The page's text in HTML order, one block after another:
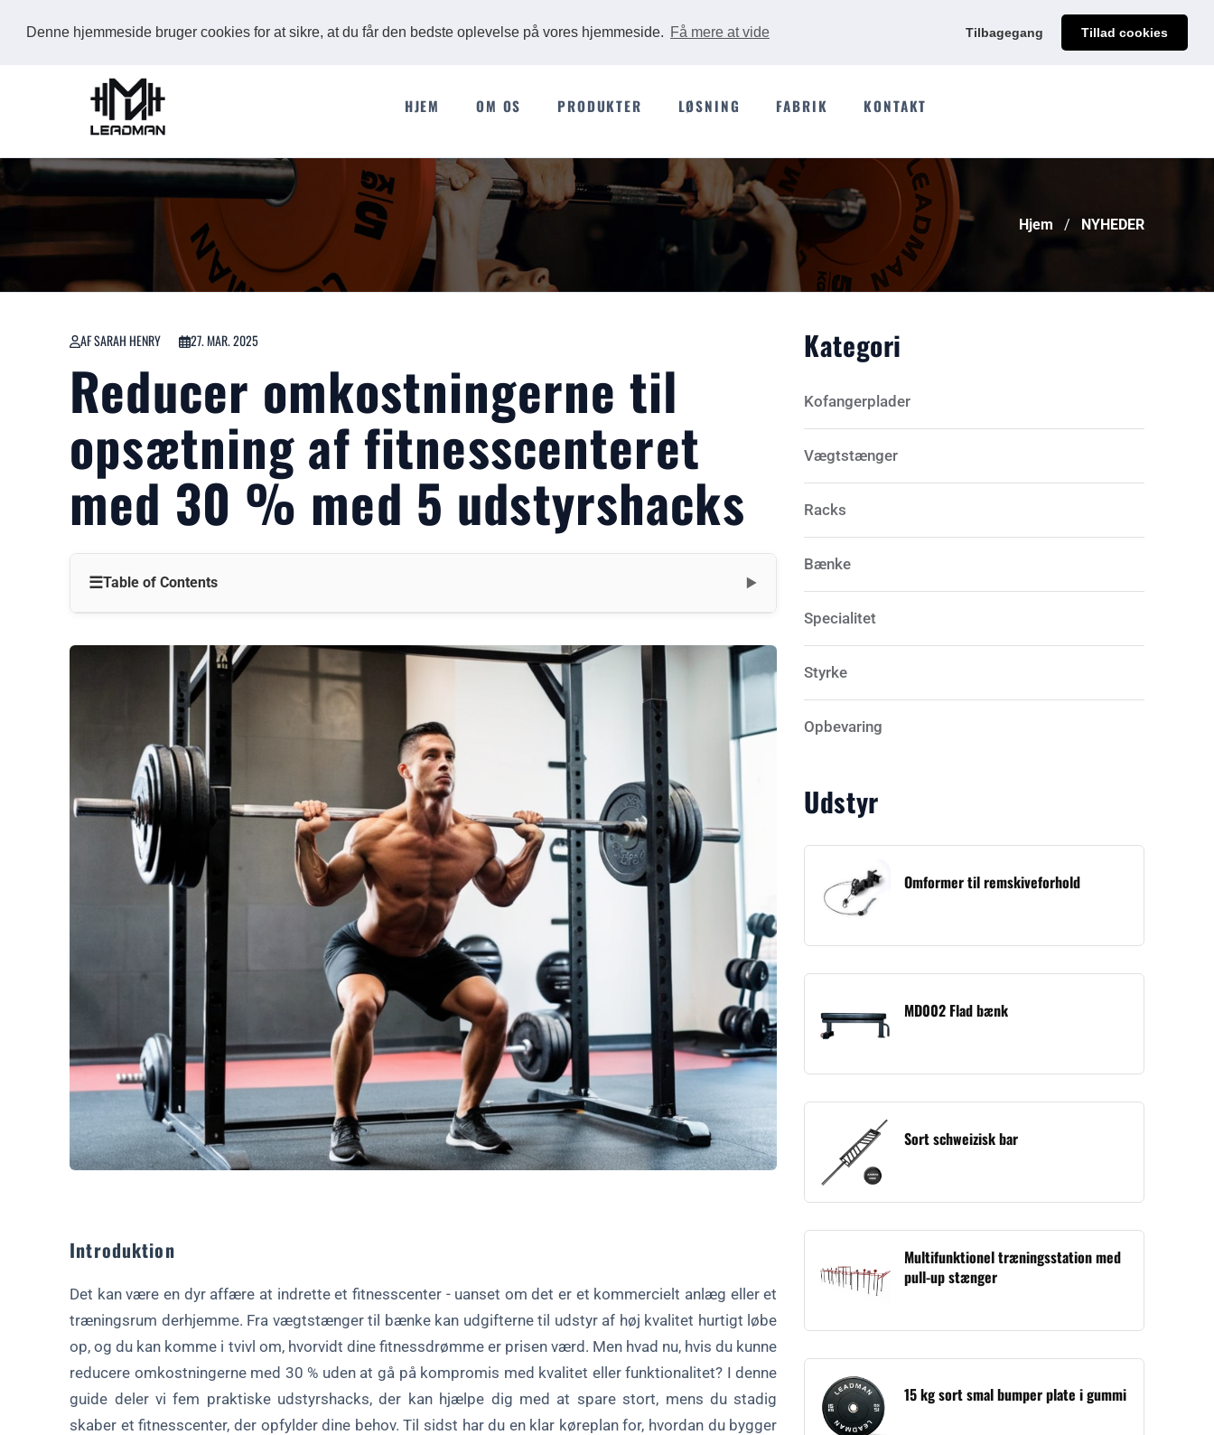
Denne hjemmeside bruger cookies for at sikre, at du får den bedste oplevelse på vores hjemmeside. Få mere at vide Tilbagegang Tillad cookies
Få et uforpligtende tilbud skræddersyet til dig
HJEM OM OS PRODUKTER LØSNING FABRIK KONTAKT
Hjem NYHEDER
AF SARAH HENRY 27. MAR. 2025
Reducer omkostningerne til
opsætning af fitnesscenteret
med 30 % med 5 udstyrshacks
☰Table of Contents ▼
Hack 2: Invester i multifunktionelt udstyr
Hack 3: Forlæng udstyrets levetid med korrekt vedligeholdelse
Hack 4: Køb ind fra omkostningseffektive markeder som Kina
Hack 5: Optimer dit fitnesscenters layout for at minimere behovet for udstyr
Konklusion
Ofte stillede spørgsmål om at reducere omkostninger til opsætning af fitnesscenter
Hvad er den bedste måde at begynde at indkøbe engrosudstyr på?
Hvordan vælger jeg multifunktionelt udstyr, der er investeringen værd?
Hvilke vedligeholdelsesmetoder kan hjælpe mig med at spare penge på udstyr?
Er det sikkert at købe træningsudstyr i Kina?
Hvordan kan jeg optimere mit fitnesscenters layout uden at gå på kompromis med funktionaliteten?
Er du klar til at løfte dit brand med brugerdefinerede kofangerplader?
Introduktion
Det kan være en dyr affære at indrette et fitnesscenter - uanset om det er et kommercielt anlæg eller et
træningsrum derhjemme. Fra vægtstænger til bænke kan udgifterne til udstyr af høj kvalitet hurtigt løbe
op, og du kan komme i tvivl om, hvorvidt dine fitnessdrømme er prisen værd. Men hvad nu, hvis du kunne
reducere omkostningerne med 30 % uden at gå på kompromis med kvalitet eller funktionalitet? I denne
guide deler vi fem praktiske udstyrshacks, der kan hjælpe dig med at spare stort, mens du stadig
skaber et fitnesscenter, der opfylder dine behov. Til sidst har du en klar køreplan for, hvordan du bygger
Kategori
Kofangerplader
Vægtstænger
Racks
Bænke
Specialitet
Styrke
Opbevaring
Udstyr
Omformer til remskiveforhold
MD002 Flad bænk
Sort schweizisk bar
Multifunktionel træningsstation med
pull-up stænger
15 kg sort smal bumper plate i gummi